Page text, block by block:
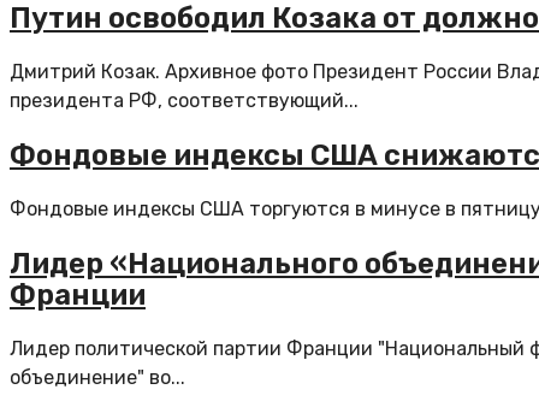
Путин освободил Козака от
Дмитрий Козак. Архивное фото Президент России
президента РФ, соответствующий...
Фондовые индексы США
Фондовые индексы США торгуются в минусе в
Лидер «Национального
Франции
Лидер политической партии Франции "Национальный
объединение" во...